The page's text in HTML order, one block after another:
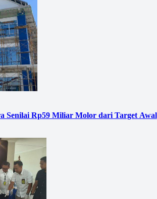
Senilai Rp59 Miliar Molor dari Target Awal